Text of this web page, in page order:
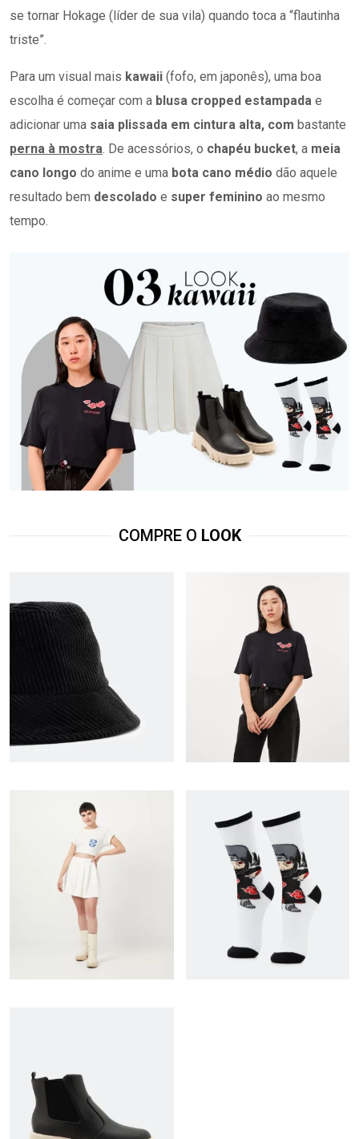
se tornar Hokage (líder de sua vila) quando toca a “flautinha
triste”.
Para um visual mais kawaii (fofo, em japonês), uma boa
escolha é começar com a blusa cropped estampada e
adicionar uma saia plissada em cintura alta, com bastante
perna à mostra. De acessórios, o chapéu bucket, a meia
cano longo do anime e uma bota cano médio dão aquele
resultado bem descolado e super feminino ao mesmo
tempo.
COMPRE O LOOK